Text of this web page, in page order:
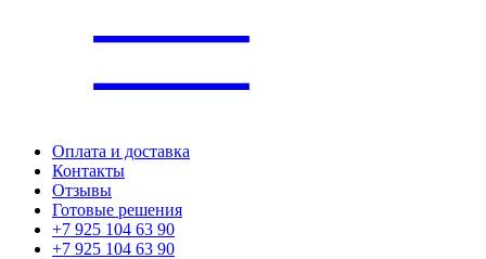
Оплата и доставка
Контакты
Отзывы
Готовые решения
+7 925 104 63 90
+7 925 104 63 90